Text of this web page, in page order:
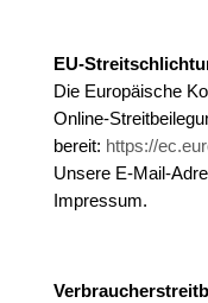
EU-
Die Europäische
Online-
bereit: https://
Unsere E-Mail-
Impressum.